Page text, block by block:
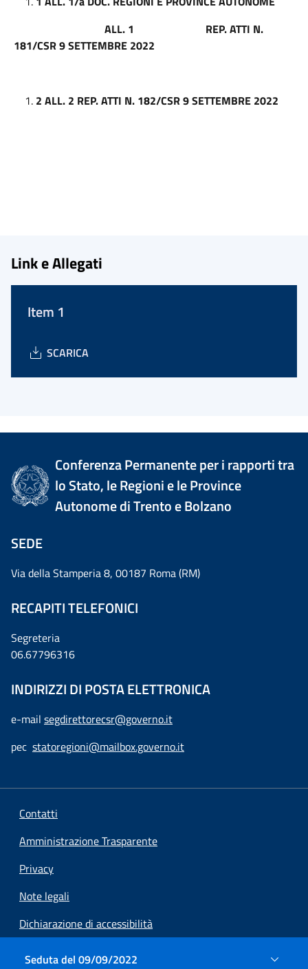
ALL. 1 REP. ATTI N.
181/CSR 9 SETTEMBRE 2022
2 ALL. 2 REP. ATTI N. 182/CSR 9 SETTEMBRE 2022
Seduta del 09/09/2022
Link e Allegati
Item 1
SCARICA
Conferenza Permanente per i rapporti tra
lo Stato, le Regioni e le Province
Autonome di Trento e Bolzano
SEDE
Via della Stamperia 8, 00187 Roma (RM)
RECAPITI TELEFONICI
Segreteria
06.67796316
INDIRIZZI DI POSTA ELETTRONICA
e-mail segdirettorecsr@governo.it
pec statoregioni@mailbox.governo.it
Contatti
Amministrazione Trasparente
Privacy
Note legali
Dichiarazione di accessibilità
Preferenze cookie